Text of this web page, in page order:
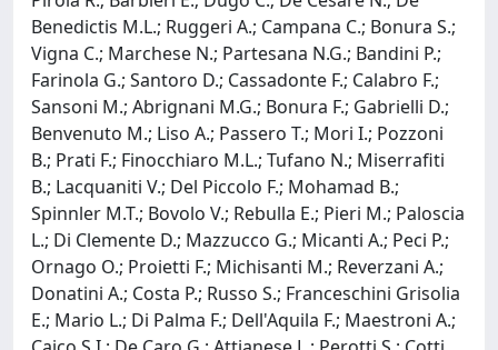
Benedictis M.L.; Ruggeri A.; Campana C.; Bonura S.;
Vigna C.; Marchese N.; Partesana N.G.; Bandini P.;
Farinola G.; Santoro D.; Cassadonte F.; Calabro F.;
Sansoni M.; Abrignani M.G.; Bonura F.; Gabrielli D.;
Benvenuto M.; Liso A.; Passero T.; Mori I.; Pozzoni
B.; Prati F.; Finocchiaro M.L.; Tufano N.; Miserrafiti
B.; Lacquaniti V.; Del Piccolo F.; Mohamad B.;
Spinnler M.T.; Bovolo V.; Rebulla E.; Pieri M.; Paloscia
L.; Di Clemente D.; Mazzucco G.; Micanti A.; Peci P.;
Ornago O.; Proietti F.; Michisanti M.; Reverzani A.;
Donatini A.; Costa P.; Russo S.; Franceschini Grisolia
E.; Mario L.; Di Palma F.; Dell'Aquila F.; Maestroni A.;